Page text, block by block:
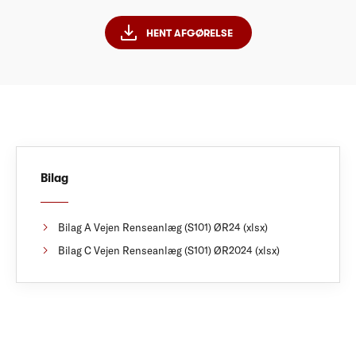
HENT AFGØRELSE
Bilag
Bilag A Vejen Renseanlæg (S101) ØR24 (xlsx)
Bilag C Vejen Renseanlæg (S101) ØR2024 (xlsx)